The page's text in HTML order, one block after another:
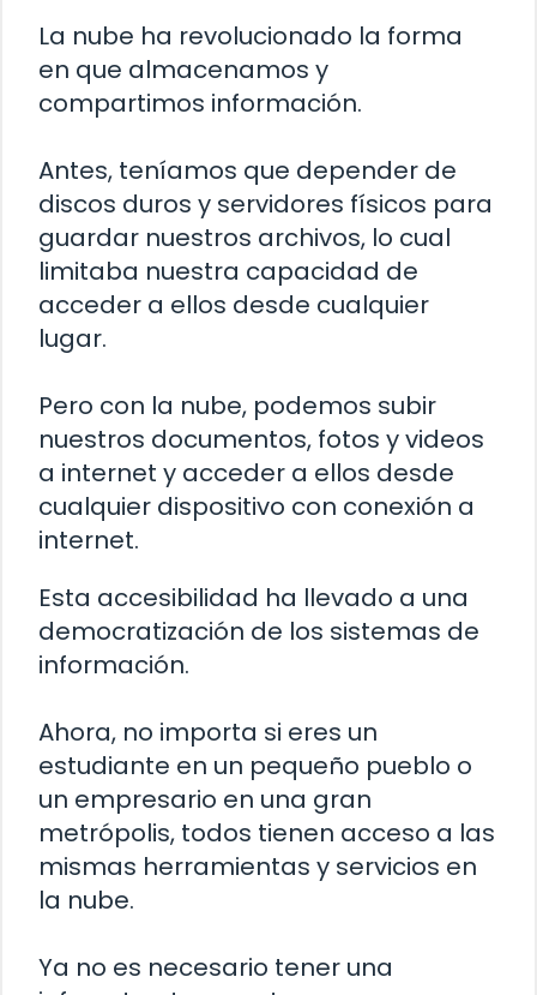
La nube ha revolucionado la forma
en que almacenamos y
compartimos información.
Antes, teníamos que depender de
discos duros y servidores físicos para
guardar nuestros archivos, lo cual
limitaba nuestra capacidad de
acceder a ellos desde cualquier
lugar.
Pero con la nube, podemos subir
nuestros documentos, fotos y videos
a internet y acceder a ellos desde
cualquier dispositivo con conexión a
internet.
Esta accesibilidad ha llevado a una
democratización de los sistemas de
información.
Ahora, no importa si eres un
estudiante en un pequeño pueblo o
un empresario en una gran
metrópolis, todos tienen acceso a las
mismas herramientas y servicios en
la nube.
Ya no es necesario tener una